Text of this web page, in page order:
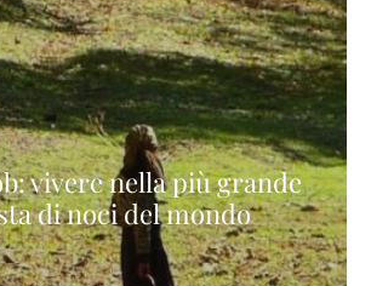
vivere nella più grande
di noci del mondo